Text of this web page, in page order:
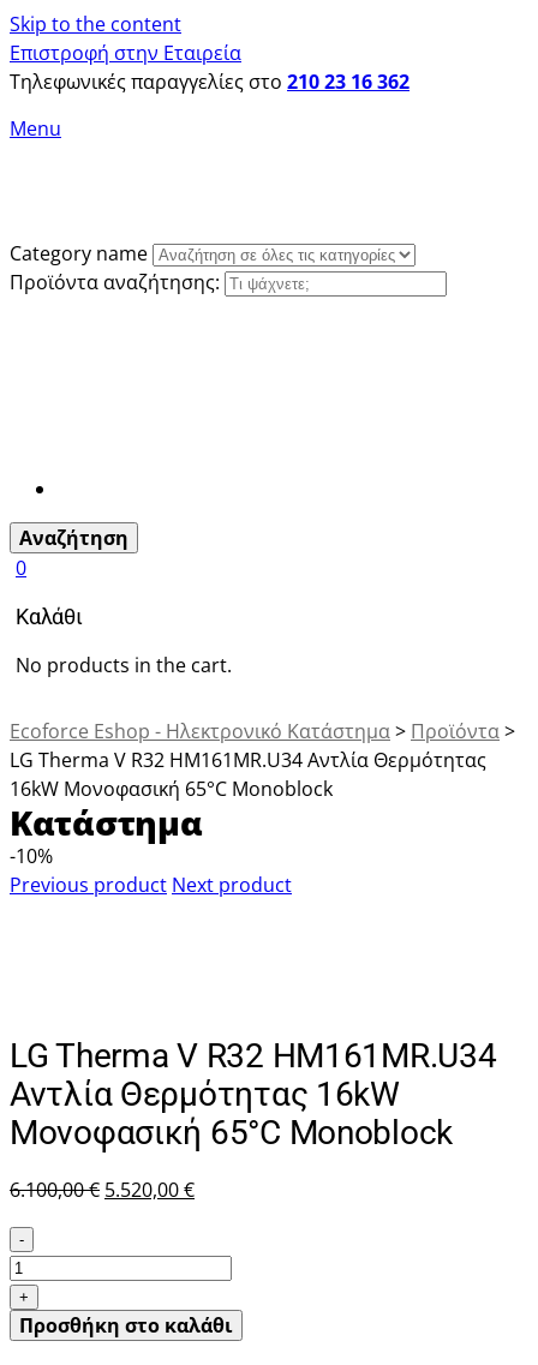
Skip to the content
Επιστροφή στην Εταιρεία
Τηλεφωνικές παραγγελίες στο 210 23 16 362
Menu
Category name
Προϊόντα αναζήτησης:
Αναζήτηση
0
Καλάθι
No products in the cart.
Ecoforce Eshop - Ηλεκτρονικό Κατάστημα> Προϊόντα>
LG Therma V R32 HM161MR.U34 Αντλία Θερμότητας
16kW Μονοφασική 65°C Monoblock
Κατάστημα
-10%
Previous product Next product
LG Therma V R32 HM161MR.U34
Αντλία Θερμότητας 16kW
Μονοφασική 65°C Monoblock
6.100,00€ Original
6.100,00 €.
5.520,00€Η
είναι:
5.520,00 €.
-
LG
Therma
V
+
Προσθήκη στο καλάθι